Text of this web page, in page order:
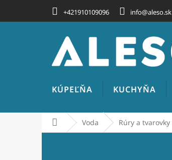
obsah
+421910109096 info@aleso.sk
KÚPEĽŇA KUCHYŇA
DomovVoda Rúry a tvarovky